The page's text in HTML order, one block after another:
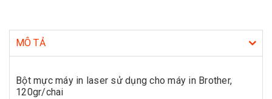
MÔ TẢ
Bột mực máy in laser sử dụng cho máy in Brother,
120gr/chai